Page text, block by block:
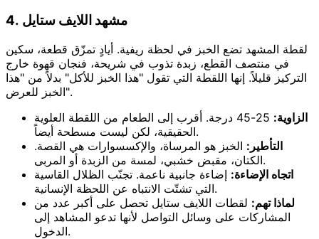
4. مشهد اللايف ستايل
لقطة المشهد تضع الخبز في لحظة ريفية. أيادٍ تمزّق قطعة، سكين
في منتصف القطع، زبدة تذوب في شريحة، فنجان قهوة خارج
التركيز قليلاً. إنها اللقطة التي تقول "هذا الخبز للأكل" بدلاً من "هذا
الخبز للعرض".
الزاوية:
25-45 درجة. أقرب إلى الطعام من اللقطة العلوية
الحقيقية، لكن ليست مسطحة أيضاً.
التأطير: الخبز هو المرساة، والإكسسوارات هي القصة.
الكتان، مقبض خشبي، لمسة من الزبدة أو المربى.
اتجاه الإضاءة: إضاءة جانبية ناعمة. تجنّب الظلال القاسية
التي تشتّت الانتباه عن اللحظة الإنسانية.
لماذا تهم: لقطات اللايف ستايل تحصل على أكبر عدد من
المشاركات على وسائل التواصل لأنها تدعو المشاهد إلى
الدخول.